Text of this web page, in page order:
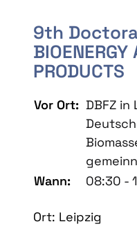
9th
PRODUCTS
Vor Ort: DBFZ in
Wann:
08:30 -
Ort: Leipzig